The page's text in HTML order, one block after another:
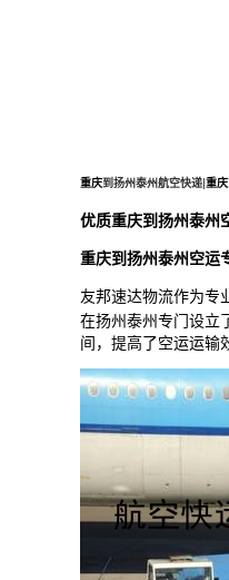
重庆到扬州泰州航空快递|重庆
优质重庆到扬州泰州
重庆到扬州泰州空运
友邦速达物流作为专
在扬州泰州专门设立
间，提高了空运运输